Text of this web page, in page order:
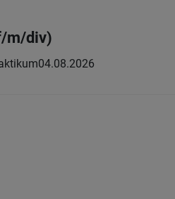
m/div)
04.08.2026